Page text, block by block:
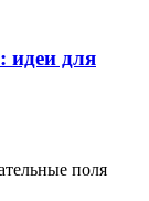
идеи для
поля